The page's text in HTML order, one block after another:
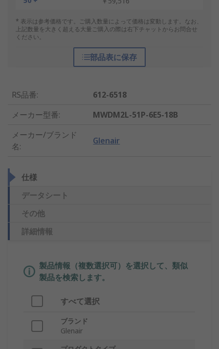
* 表示は参考価格です。ご購入数量によって価格は変動します。なお、
上記数量を大きく超える大量ご購入の際は右下チャットからお問合せ
ください。
部品表に保存
RS品番:
612-6518
メーカー型番:
MWDM2L-51P-6E5-18B
メーカー/ブランド
名:
Glenair
仕様
データシート
その他
詳細情報
製品情報（複数選択可）を選択して、類似
製品を検索します。
すべて選択
ブランド
Glenair